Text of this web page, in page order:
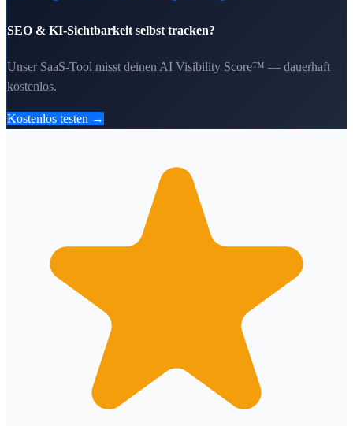
SEO & KI-Sichtbarkeit selbst tracken?
Unser SaaS-Tool misst deinen AI Visibility Score™ — dauerhaft
kostenlos.
Kostenlos testen →